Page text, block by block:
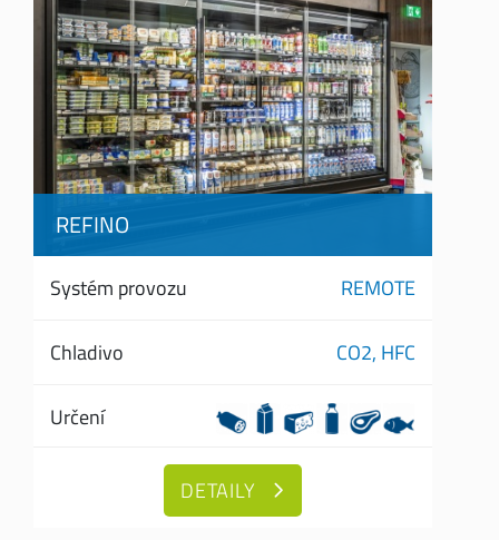
REFINO
Systém provozu REMOTE
Chladivo CO2, HFC
Určení
DETAILY